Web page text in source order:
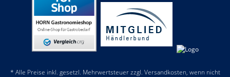
* Alle Preise inkl. gesetzl. Mehrwertsteuer zzgl. Versandkosten, wenn nicht